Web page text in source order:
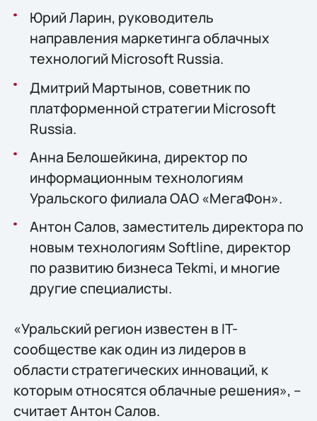
Юрий Ларин, руководитель
направления маркетинга облачных
технологий Microsoft Russia.
Дмитрий Мартынов, советник по
платформенной стратегии Microsoft
Russia.
Анна Белошейкина, директор по
информационным технологиям
Уральского филиала ОАО «МегаФон».
Антон Салов, заместитель директора по
новым технологиям Softline, директор
по развитию бизнеса Tekmi, и многие
другие специалисты.
«Уральский регион известен в IT-
сообществе как один из лидеров в
области стратегических инноваций, к
которым относятся облачные решения», –
считает Антон Салов.